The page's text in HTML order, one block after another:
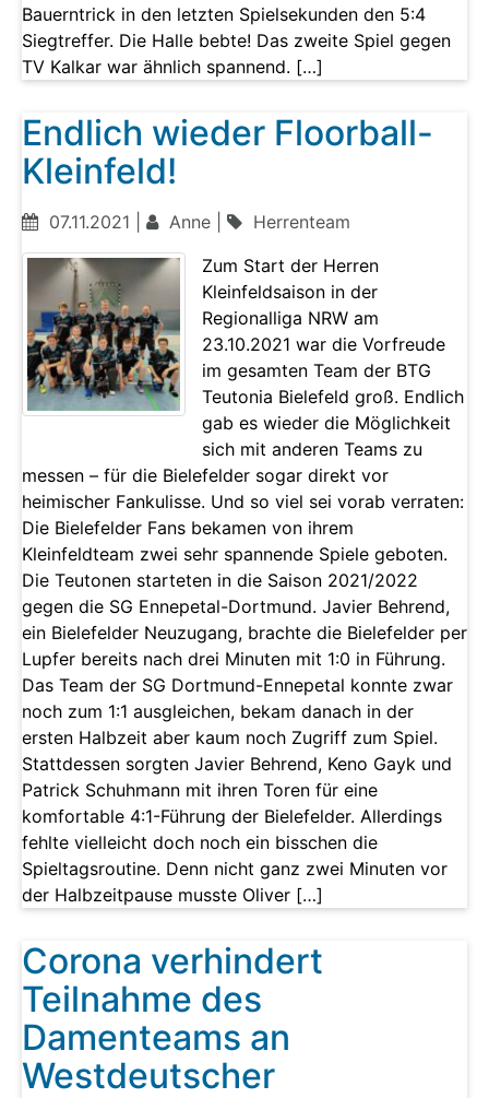
Bauerntrick in den letzten Spielsekunden den 5:4
Siegtreffer. Die Halle bebte! Das zweite Spiel gegen
TV Kalkar war ähnlich spannend. […]
Endlich wieder Floorball-
Kleinfeld!
07.11.2021 | Anne |
Herrenteam
Zum Start der Herren
Kleinfeldsaison in der
Regionalliga NRW am
23.10.2021 war die Vorfreude
im gesamten Team der BTG
Teutonia Bielefeld groß. Endlich
gab es wieder die Möglichkeit
sich mit anderen Teams zu
messen – für die Bielefelder sogar direkt vor
heimischer Fankulisse. Und so viel sei vorab verraten:
Die Bielefelder Fans bekamen von ihrem
Kleinfeldteam zwei sehr spannende Spiele geboten.
Die Teutonen starteten in die Saison 2021/2022
gegen die SG Ennepetal-Dortmund. Javier Behrend,
ein Bielefelder Neuzugang, brachte die Bielefelder per
Lupfer bereits nach drei Minuten mit 1:0 in Führung.
Das Team der SG Dortmund-Ennepetal konnte zwar
noch zum 1:1 ausgleichen, bekam danach in der
ersten Halbzeit aber kaum noch Zugriff zum Spiel.
Stattdessen sorgten Javier Behrend, Keno Gayk und
Patrick Schuhmann mit ihren Toren für eine
komfortable 4:1-Führung der Bielefelder. Allerdings
fehlte vielleicht doch noch ein bisschen die
Spieltagsroutine. Denn nicht ganz zwei Minuten vor
der Halbzeitpause musste Oliver […]
Corona verhindert
Teilnahme des
Damenteams an
Westdeutscher